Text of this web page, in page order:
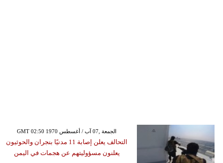
GMT 02:50 1970 الجمعة ,07 آب / أغسطس
التحالف يعلن إصابة 11 مدنيًا بنجران والحوثيون
يعلنون مسؤوليتهم عن هجمات في اليمن